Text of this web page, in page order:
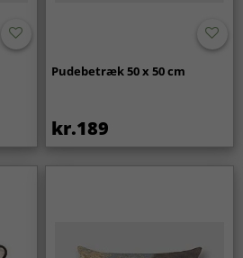
Pudebetræk 50 x 50 cm
kr.189